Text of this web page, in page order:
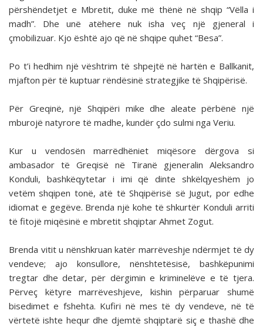
përshëndetjet e Mbretit, duke më thënë në shqip “Vëlla i
madh”. Dhe unë atëhere nuk isha veç një gjeneral i
çmobilizuar. Kjo është ajo që në shqipe quhet “Besa”.
Po t’i hedhim një vështrim të shpejtë në hartën e Ballkanit,
mjafton për të kuptuar rëndësinë strategjike të Shqipërisë.
Për Greqinë, një Shqipëri mike dhe aleate përbënë një
mburojë natyrore të madhe, kundër çdo sulmi nga Veriu.
Kur u vendosën marrëdhëniet miqësore dërgova si
ambasador të Greqisë në Tiranë gjeneralin Aleksandro
Konduli, bashkëqytetar i imi që dinte shkëlqyeshëm jo
vetëm shqipen tonë, atë të Shqipërisë së Jugut, por edhe
idiomat e gegëve. Brenda një kohe të shkurtër Konduli arriti
të fitojë miqësinë e mbretit shqiptar Ahmet Zogut.
Brenda vitit u nënshkruan katër marrëveshje ndërmjet të dy
vendeve; ajo konsullore, nënshtetësisë, bashkëpunimi
tregtar dhe detar, për dërgimin e kriminelëve e të tjera.
Përveç këtyre marrëveshjeve, kishin përparuar shumë
bisedimet e fshehta. Kufiri në mes të dy vendeve, në të
vërtetë ishte hequr dhe djemtë shqiptarë siç e thashë dhe